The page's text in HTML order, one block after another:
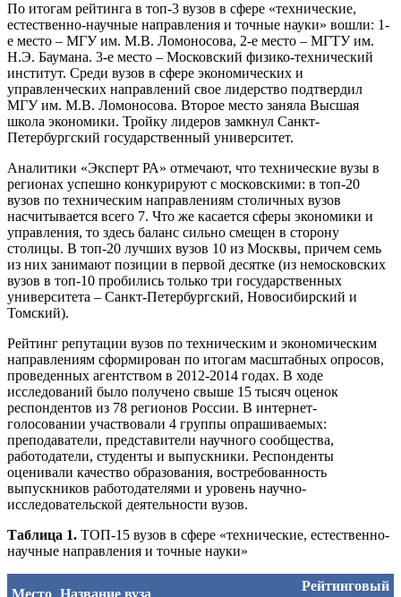
По итогам рейтинга в топ-3 вузов в сфере «технические,
естественно-научные направления и точные науки» вошли: 1-
е место – МГУ им. М.В. Ломоносова, 2-е место – МГТУ им.
Н.Э. Баумана. 3-е место – Московский физико-технический
институт. Среди вузов в сфере экономических и
управленческих направлений свое лидерство подтвердил
МГУ им. М.В. Ломоносова. Второе место заняла Высшая
школа экономики. Тройку лидеров замкнул Санкт-
Петербургский государственный университет.
Аналитики «Эксперт РА» отмечают, что технические вузы в
регионах успешно конкурируют с московскими: в топ-20
вузов по техническим направлениям столичных вузов
насчитывается всего 7. Что же касается сферы экономики и
управления, то здесь баланс сильно смещен в сторону
столицы. В топ-20 лучших вузов 10 из Москвы, причем семь
из них занимают позиции в первой десятке (из немосковских
вузов в топ-10 пробились только три государственных
университета – Санкт-Петербургский, Новосибирский и
Томский).
Рейтинг репутации вузов по техническим и экономическим
направлениям сформирован по итогам масштабных опросов,
проведенных агентством в 2012-2014 годах. В ходе
исследований было получено свыше 15 тысяч оценок
респондентов из 78 регионов России. В интернет-
голосовании участвовали 4 группы опрашиваемых:
преподаватели, представители научного сообщества,
работодатели, студенты и выпускники. Респонденты
оценивали качество образования, востребованность
выпускников работодателями и уровень научно-
исследовательской деятельности вузов.
Таблица 1. ТОП-15 вузов в сфере «технические, естественно-
научные направления и точные науки»
Рейтинговый